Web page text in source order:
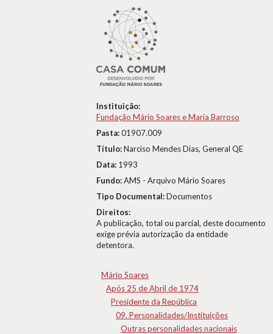
Instituição:
Fundação Mário Soares e Maria Barroso
Pasta:01907.009
Título:Narciso Mendes Dias, General QE
Data: 1993
Fundo:AMS - Arquivo Mário Soares
Tipo Documental:Documentos
Direitos:
A publicação, total ou parcial, deste documento
exige prévia autorização da entidade
detentora.
Mário Soares
Após 25 de Abril de 1974
Presidente da República
09. Personalidades/Instituições
Outras personalidades nacionais